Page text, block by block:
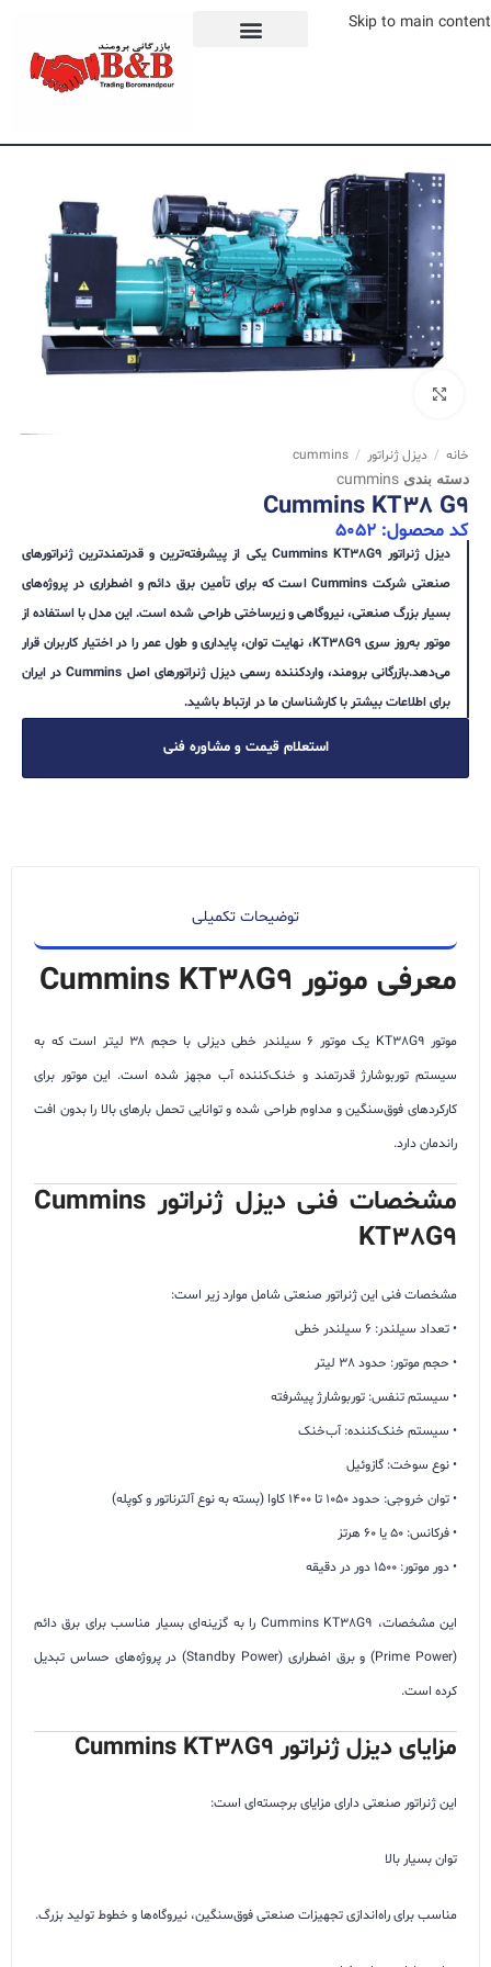
Skip to main content
خانه / دیزل ژنراتور /
cummins
دسته بندی cummins
Cummins KT38 G9
کد محصول: 5052
دیزل ژنراتور Cummins KT38G9 یکی از پیشرفته‌ترین و قدرتمندترین ژنراتورهای
صنعتی شرکت Cummins است که برای تأمین برق دائم و اضطراری در پروژه‌های
بسیار بزرگ صنعتی، نیروگاهی و زیرساختی طراحی شده است. این مدل با استفاده از
موتور به‌روز سری KT38G9، نهایت توان، پایداری و طول عمر را در اختیار کاربران قرار
می‌دهد.بازرگانی برومند، واردکننده رسمی دیزل ژنراتورهای اصل Cummins در ایران
برای اطلاعات بیشتر با کارشناسان ما در ارتباط باشید.
استعلام قیمت و مشاوره فنی
توضیحات تکمیلی
معرفی موتور Cummins KT38G9
موتور KT38G9 یک موتور ۶ سیلندر خطی دیزلی با حجم ۳۸ لیتر است که به
سیستم توربوشارژ قدرتمند و خنک‌کننده آب مجهز شده است. این موتور برای
کارکردهای فوق‌سنگین و مداوم طراحی شده و توانایی تحمل بارهای بالا را بدون افت
راندمان دارد.
مشخصات فنی دیزل ژنراتور Cummins
KT38G9
مشخصات فنی این ژنراتور صنعتی شامل موارد زیر است:
• تعداد سیلندر: 6 سیلندر خطی
• حجم موتور: حدود 38 لیتر
• سیستم تنفس: توربوشارژ پیشرفته
• سیستم خنک‌کننده: آب‌خنک
• نوع سوخت: گازوئیل
• توان خروجی: حدود 1050 تا 1400 کاوا (بسته به نوع آلترناتور و کوپله)
• فرکانس: 50 یا 60 هرتز
• دور موتور: 1500 دور در دقیقه
این مشخصات، Cummins KT38G9 را به گزینه‌ای بسیار مناسب برای برق دائم
(Prime Power) و برق اضطراری (Standby Power) در پروژه‌های حساس تبدیل
کرده است.
مزایای دیزل ژنراتور Cummins KT38G9
این ژنراتور صنعتی دارای مزایای برجسته‌ای است:
توان بسیار بالا
مناسب برای راه‌اندازی تجهیزات صنعتی فوق‌سنگین، نیروگاه‌ها و خطوط تولید بزرگ.